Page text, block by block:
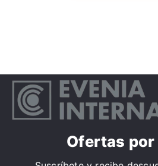
Ofertas por